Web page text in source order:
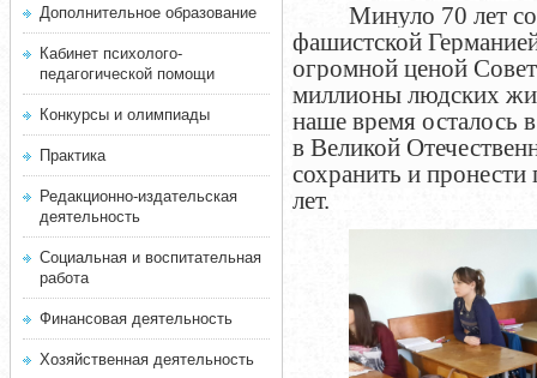
Дополнительное образование
Кабинет психолого-
педагогической помощи
Конкурсы и олимпиады
Практика
Редакционно-издательская
деятельность
Социальная и воспитательная
работа
Финансовая деятельность
Хозяйственная деятельность
Минуло 70 лет
фашистской
огромной ценой
миллионы людских
наше время осталось
в Великой
сохранить и
лет.